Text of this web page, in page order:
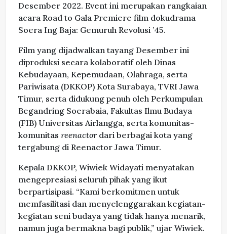
Desember 2022. Event ini merupakan rangkaian
acara Road to Gala Premiere film dokudrama
Soera Ing Baja: Gemuruh Revolusi ’45.
Film yang dijadwalkan tayang Desember ini
diproduksi secara kolaboratif oleh Dinas
Kebudayaan, Kepemudaan, Olahraga, serta
Pariwisata (DKKOP) Kota Surabaya, TVRI Jawa
Timur, serta didukung penuh oleh Perkumpulan
Begandring Soerabaia, Fakultas Ilmu Budaya
(FIB) Universitas Airlangga, serta komunitas-
komunitas reenactor dari berbagai kota yang
tergabung di Reenactor Jawa Timur.
Kepala DKKOP, Wiwiek Widayati menyatakan
mengepresiasi seluruh pihak yang ikut
berpartisipasi. “Kami berkomitmen untuk
memfasilitasi dan menyelenggarakan kegiatan-
kegiatan seni budaya yang tidak hanya menarik,
namun juga bermakna bagi publik,” ujar Wiwiek.